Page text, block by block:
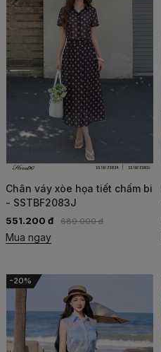
Chân váy xòe họa tiết chấm bi
- SSTBF2083J
551.200 đ 689.000 đ
Mua ngay
-20%